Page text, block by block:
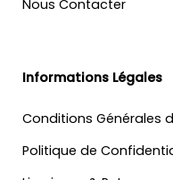
Nous Contacter
Informations Légales
Conditions Générales
Politique de